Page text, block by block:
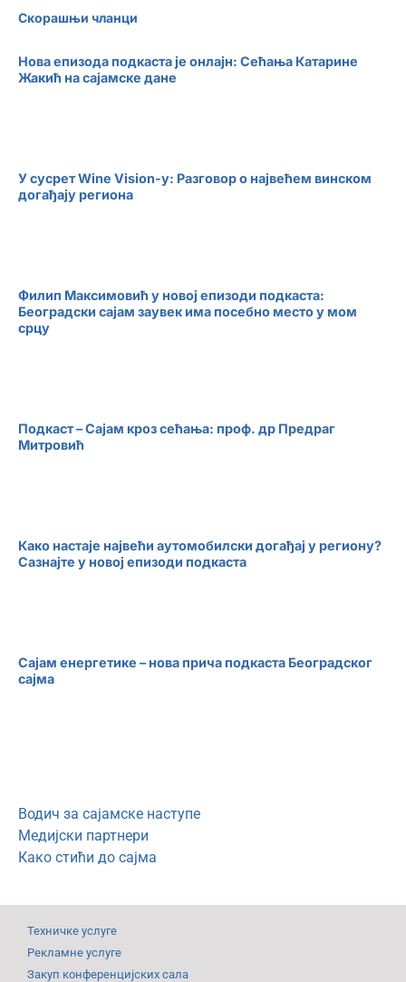
Скорашњи чланци
Нова епизода подкаста је онлајн: Сећања Катарине
Жакић на сајамске дане
У сусрет Wine Vision-у: Разговор о највећем винском
догађају региона
Филип Максимовић у новој епизоди подкаста:
Београдски сајам заувек има посебно место у мом
срцу
Подкаст – Сајам кроз сећања: проф. др Предраг
Митровић
Како настаје највећи аутомобилски догађај у региону?
Сазнајте у новој епизоди подкаста
Сајам енергетике – нова прича подкаста Београдског
сајма
Водич за сајамске наступе
Медијски партнери
Како стићи до сајма
Техничке услуге
Рекламне услуге
Закуп конференцијских сала